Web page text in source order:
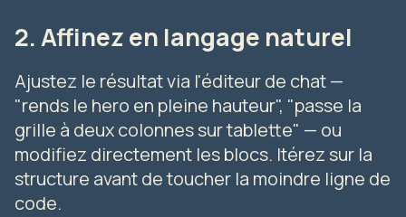
2. Affinez en langage naturel
Ajustez le résultat via l'éditeur de chat —
"rends le hero en pleine hauteur", "passe la
grille à deux colonnes sur tablette" — ou
modifiez directement les blocs. Itérez sur la
structure avant de toucher la moindre ligne de
code.